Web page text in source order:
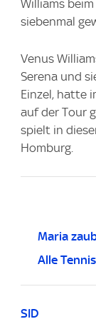
Williams
siebenmal
Venus
Serena und
Einzel, hatte
auf der Tour
spielt in
Homburg.
Maria
Alle
SID